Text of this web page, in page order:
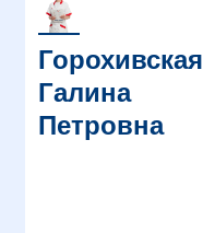
Горохивская
Галина
Петровна